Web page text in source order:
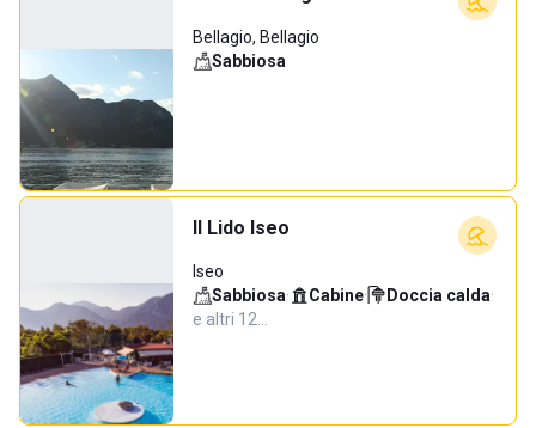
Bellagio, Bellagio
Sabbiosa
Il Lido Iseo
Iseo
Sabbiosa· Cabine· Doccia calda·
e altri 12…